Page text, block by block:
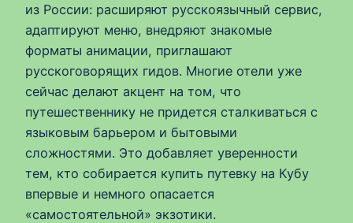
из России: расширяют русскоязычный сервис,
адаптируют меню, внедряют знакомые
форматы анимации, приглашают
русскоговорящих гидов. Многие отели уже
сейчас делают акцент на том, что
путешественнику не придется сталкиваться с
языковым барьером и бытовыми
сложностями. Это добавляет уверенности
тем, кто собирается купить путевку на Кубу
впервые и немного опасается
«самостоятельной» экзотики.